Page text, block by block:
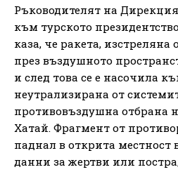
Ръководителят на
към турското
каза, че ракета,
през въздушното
и след това се е насочила
неутрализирана от
противовъздушна отбрана
Хатай. Фрагмент от
паднал в открита местност
данни за жертви или